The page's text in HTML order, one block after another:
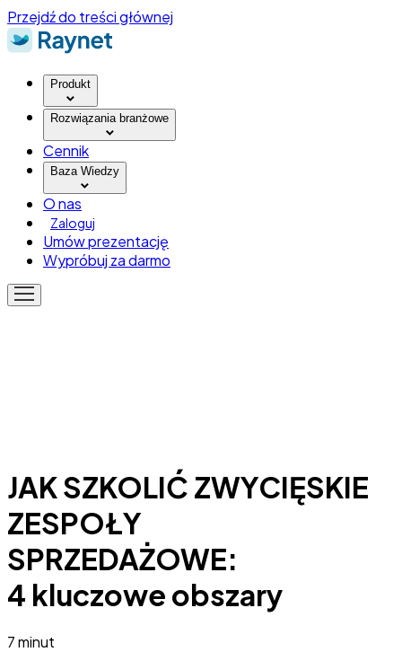
Przejdź do treści głównej
Produkt
Rozwiązania branżowe
Cennik
Baza Wiedzy
O nas
Zaloguj
Umów prezentację
Wypróbuj za darmo
JAK SZKOLIĆ ZWYCIĘSKIE
ZESPOŁY
SPRZEDAŻOWE:
4 kluczowe obszary
7 minut